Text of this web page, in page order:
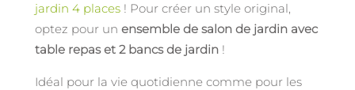
jardin 4 places ! Pour créer un style original,
optez pour un ensemble de salon de jardin avec
table repas et 2 bancs de jardin !
Idéal pour la vie quotidienne comme pour les